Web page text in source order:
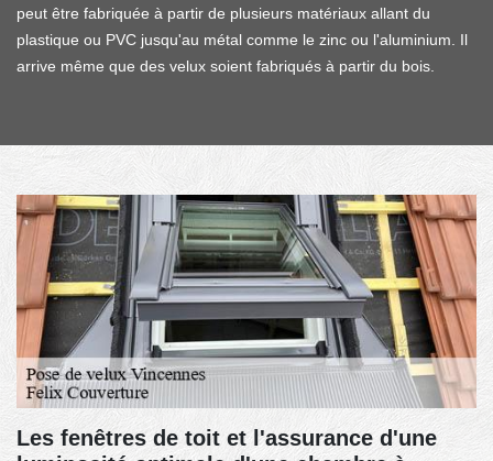
peut être fabriquée à partir de plusieurs matériaux allant du
plastique ou PVC jusqu'au métal comme le zinc ou l'aluminium. Il
arrive même que des velux soient fabriqués à partir du bois.
Les fenêtres de toit et l'assurance d'une